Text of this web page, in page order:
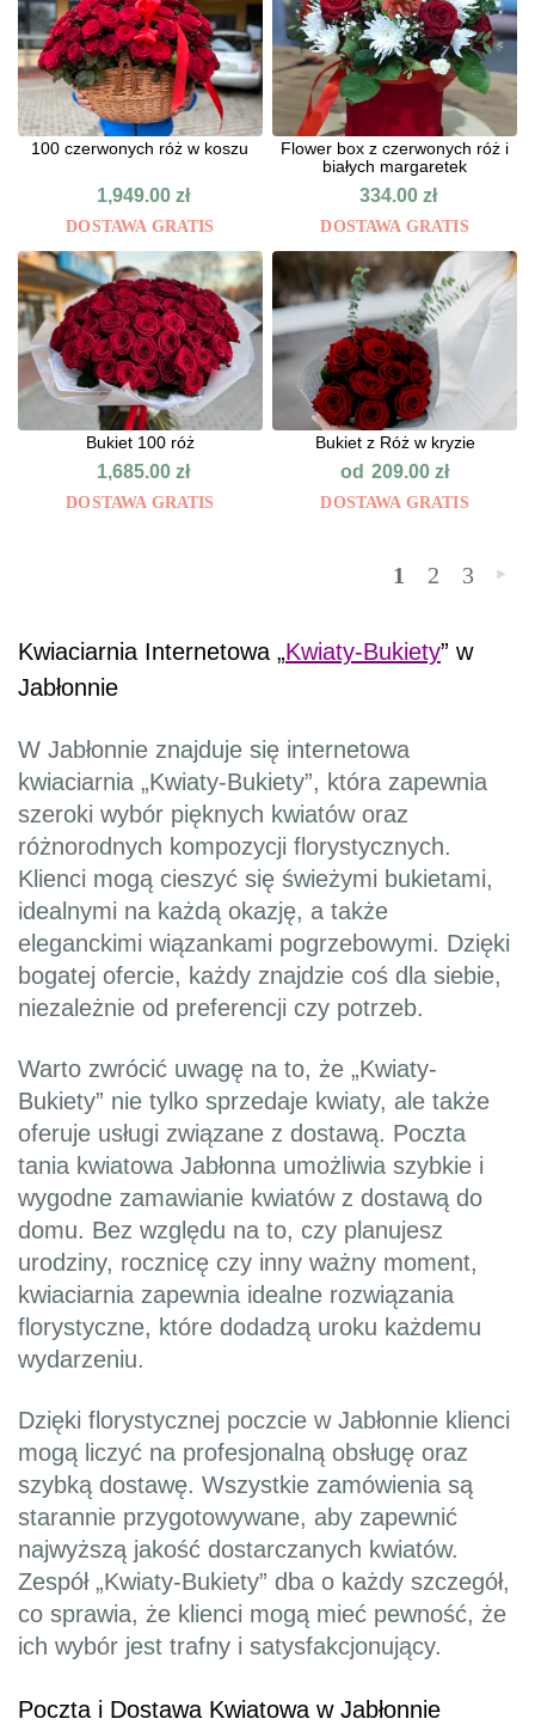
100 czerwonych róż w koszu
1,949.00zł
DOSTAWA GRATIS
Flower box z czerwonych róż i
białych margaretek
334.00zł
DOSTAWA GRATIS
Bukiet 100 róż
1,685.00zł
DOSTAWA GRATIS
Bukiet z Róż w kryzie
od 209.00zł
DOSTAWA GRATIS
1 2 3 »
Kwiaciarnia Internetowa „Kwiaty-Bukiety” w
Jabłonnie
W Jabłonnie znajduje się internetowa
kwiaciarnia „Kwiaty-Bukiety”, która zapewnia
szeroki wybór pięknych kwiatów oraz
różnorodnych kompozycji florystycznych.
Klienci mogą cieszyć się świeżymi bukietami,
idealnymi na każdą okazję, a także
eleganckimi wiązankami pogrzebowymi. Dzięki
bogatej ofercie, każdy znajdzie coś dla siebie,
niezależnie od preferencji czy potrzeb.
Warto zwrócić uwagę na to, że „Kwiaty-
Bukiety” nie tylko sprzedaje kwiaty, ale także
oferuje usługi związane z dostawą. Poczta
tania kwiatowa Jabłonna umożliwia szybkie i
wygodne zamawianie kwiatów z dostawą do
domu. Bez względu na to, czy planujesz
urodziny, rocznicę czy inny ważny moment,
kwiaciarnia zapewnia idealne rozwiązania
florystyczne, które dodadzą uroku każdemu
wydarzeniu.
Dzięki florystycznej poczcie w Jabłonnie klienci
mogą liczyć na profesjonalną obsługę oraz
szybką dostawę. Wszystkie zamówienia są
starannie przygotowywane, aby zapewnić
najwyższą jakość dostarczanych kwiatów.
Zespół „Kwiaty-Bukiety” dba o każdy szczegół,
co sprawia, że klienci mogą mieć pewność, że
ich wybór jest trafny i satysfakcjonujący.
Poczta i Dostawa Kwiatowa w Jabłonnie